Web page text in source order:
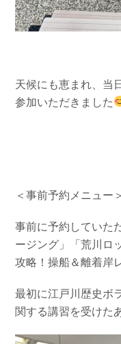
天候にも恵まれ、当
参加いただきました
＜事前予約メニュー＞
事前に予約していた
ージング」「荒川ロ
攻略！操船＆離着岸
最初に江戸川歴史ボ
関する講習を受けた